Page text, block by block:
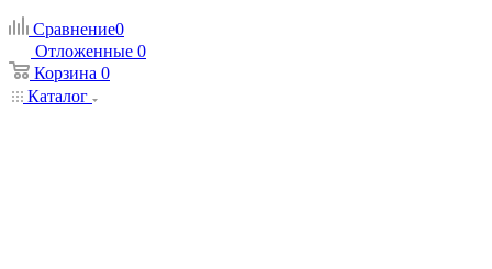
Сравнение0
Отложенные 0
Корзина 0
Каталог